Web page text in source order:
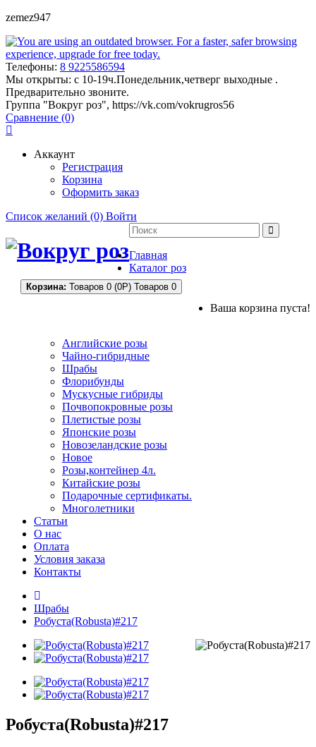
zemez947
Телефоны: 8 9225586594
Мы открыты: с 10-19ч.Понедельник,четверг выходные .
Предварительно звоните.
Группа "Вокруг роз", https://vk.com/vokrugros56
Сравнение (0)
Аккаунт
Регистрация
Корзина
Оформить заказ
Список желаний (0) Войти
Корзина: Товаров 0 (0Р) Товаров 0
Ваша корзина пуста!
Главная
Каталог роз
Английские розы
Чайно-гибридные
Шрабы
Флорибунды
Мускусные гибриды
Почвопокровные розы
Плетистые розы
Японские розы
Новозеландские розы
Новое
Розы,контейнер 4л.
Китайские розы
Подарочные сертификаты.
Многолетники
Статьи
О нас
Оплата
Условия заказа
Контакты
Шрабы
Робуста(Robusta)#217
Робуста(Robusta)#217